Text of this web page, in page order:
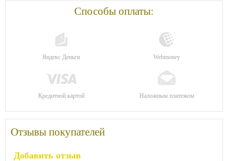
Способы оплаты:
Яндекс Деньги Webmoney
Кредитной картой Наложным платежом
Отзывы покупателей
Добавить отзыв